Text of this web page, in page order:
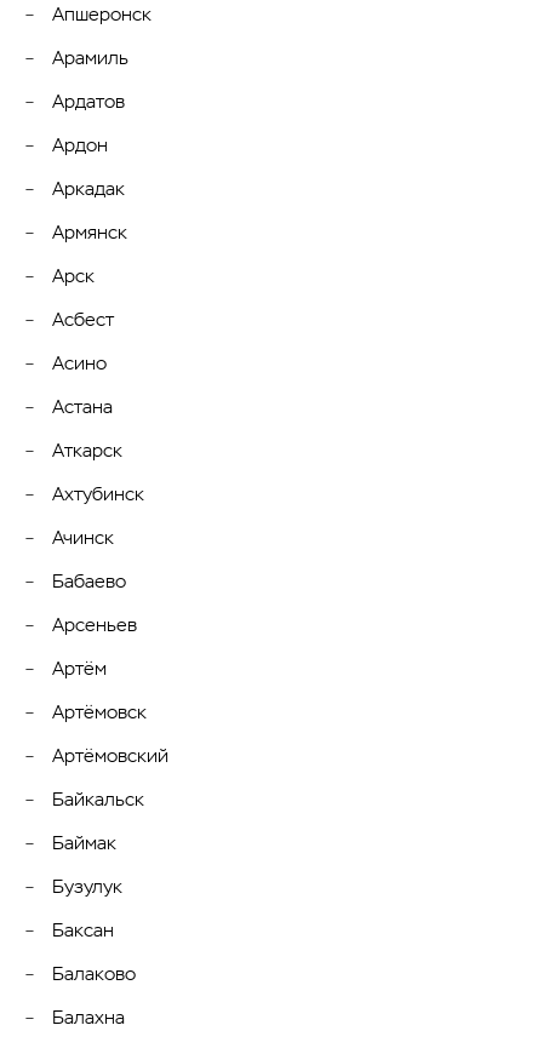
Апшеронск
Арамиль
Ардатов
Ардон
Аркадак
Армянск
Арск
Асбест
Асино
Астана
Аткарск
Ахтубинск
Ачинск
Бабаево
Арсеньев
Артём
Артёмовск
Артёмовский
Байкальск
Баймак
Бузулук
Баксан
Балаково
Балахна